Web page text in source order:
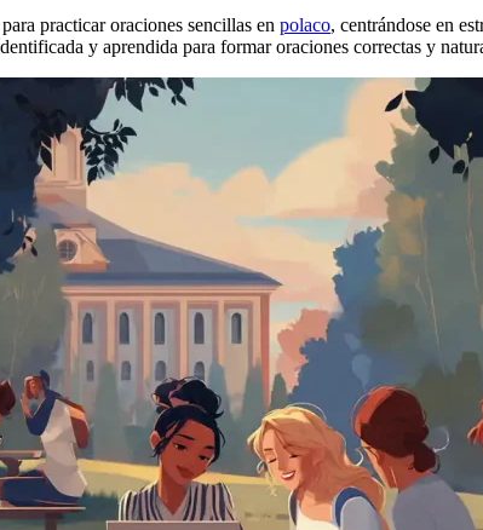
practicar oraciones sencillas en polaco, centrándose en
y aprendida para formar oraciones correctas y